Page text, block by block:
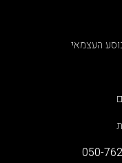
העצמאי
050-